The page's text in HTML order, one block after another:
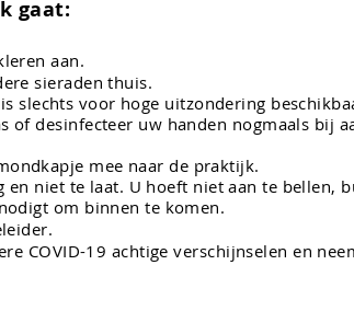
gaat:
aan.
sieraden thuis.
slechts voor hoge uitzondering
of desinfecteer uw handen nogmaals bij
mee naar de praktijk.
niet te laat. U hoeft niet aan te bellen,
om binnen te komen.
COVID-19 achtige verschijnselen en